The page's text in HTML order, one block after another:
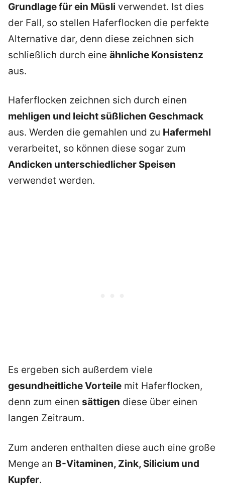
Grundlage für ein Müsli verwendet. Ist dies
der Fall, so stellen Haferflocken die perfekte
Alternative dar, denn diese zeichnen sich
schließlich durch eine ähnliche Konsistenz
aus.
Haferflocken zeichnen sich durch einen
mehligen und leicht süßlichen Geschmack
aus. Werden die gemahlen und zu Hafermehl
verarbeitet, so können diese sogar zum
Andicken unterschiedlicher Speisen
verwendet werden.
Es ergeben sich außerdem viele
gesundheitliche Vorteile mit Haferflocken,
denn zum einen sättigen diese über einen
langen Zeitraum.
Zum anderen enthalten diese auch eine große
Menge an B-Vitaminen, Zink, Silicium und
Kupfer.